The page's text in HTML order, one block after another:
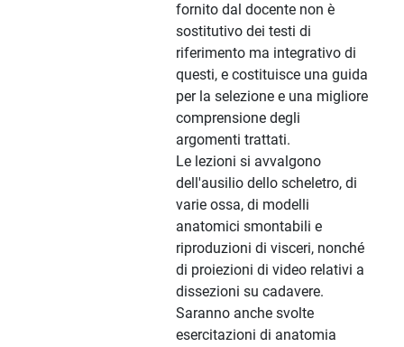
fornito dal docente non è
sostitutivo dei testi di
riferimento ma integrativo di
questi, e costituisce una guida
per la selezione e una migliore
comprensione degli
argomenti trattati.
Le lezioni si avvalgono
dell'ausilio dello scheletro, di
varie ossa, di modelli
anatomici smontabili e
riproduzioni di visceri, nonché
di proiezioni di video relativi a
dissezioni su cadavere.
Saranno anche svolte
esercitazioni di anatomia